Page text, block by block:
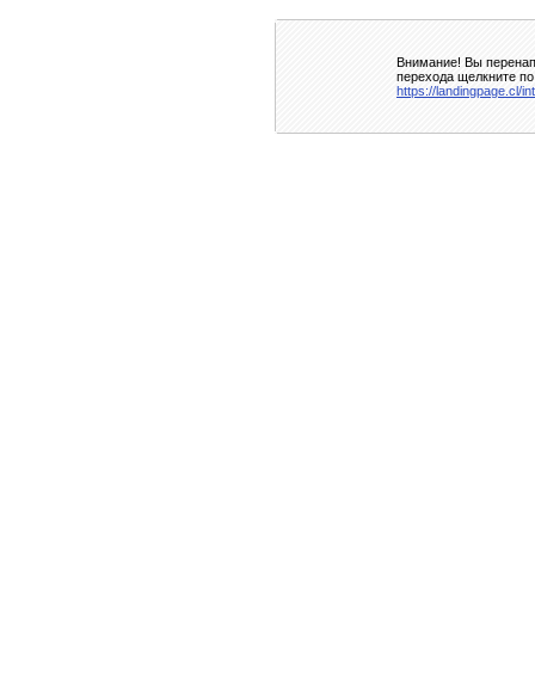
Внимание! Вы
перехода щелкните
https://landingpage.cl/